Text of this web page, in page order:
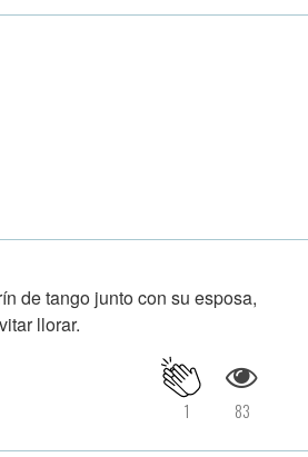
de tango junto con su esposa,
llorar.
83
1